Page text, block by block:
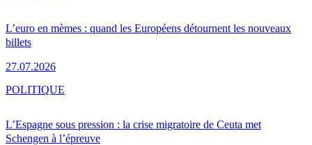
L’euro en mèmes : quand les Européens détournent les nouveaux
billets
27.07.2026
L’Espagne sous pression : la crise migratoire de Ceuta met
Schengen à l’épreuve
POLITIQUE